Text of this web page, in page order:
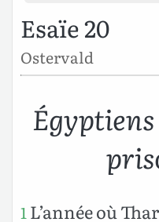
Esaïe 20
Ostervald
1 L’année où